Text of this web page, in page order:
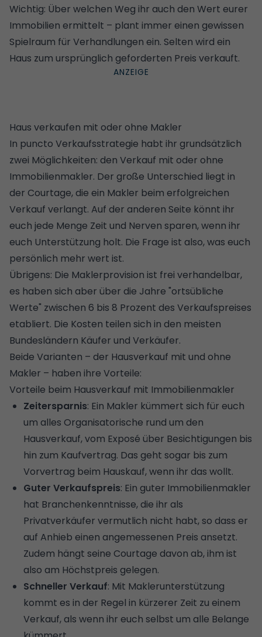
Wichtig: Über welchen Weg ihr auch den Wert eurer
Immobilien ermittelt – plant immer einen gewissen
Spielraum für Verhandlungen ein. Selten wird ein
Haus zum ursprünglich geforderten Preis verkauft.
Haus verkaufen mit oder ohne Makler
In puncto Verkaufsstrategie habt ihr grundsätzlich
zwei Möglichkeiten: den Verkauf mit oder ohne
Immobilienmakler. Der große Unterschied liegt in
der Courtage, die ein Makler beim erfolgreichen
Verkauf verlangt. Auf der anderen Seite könnt ihr
euch jede Menge Zeit und Nerven sparen, wenn ihr
euch Unterstützung holt. Die Frage ist also, was euch
persönlich mehr wert ist.
Übrigens: Die Maklerprovision ist frei verhandelbar,
es haben sich aber über die Jahre "ortsübliche
Werte" zwischen 6 bis 8 Prozent des Verkaufspreises
etabliert. Die Kosten teilen sich in den meisten
Bundesländern Käufer und Verkäufer.
Beide Varianten – der Hausverkauf mit und ohne
Makler – haben ihre Vorteile:
Vorteile beim Hausverkauf mit Immobilienmakler
Zeitersparnis: Ein Makler kümmert sich für euch
um alles Organisatorische rund um den
Hausverkauf, vom Exposé über Besichtigungen bis
hin zum Kaufvertrag. Das geht sogar bis zum
Vorvertrag beim Hauskauf, wenn ihr das wollt.
Guter Verkaufspreis: Ein guter Immobilienmakler
hat Branchenkenntnisse, die ihr als
Privatverkäufer vermutlich nicht habt, so dass er
auf Anhieb einen angemessenen Preis ansetzt.
Zudem hängt seine Courtage davon ab, ihm ist
also am Höchstpreis gelegen.
Schneller Verkauf: Mit Maklerunterstützung
kommt es in der Regel in kürzerer Zeit zu einem
Verkauf, als wenn ihr euch selbst um alle Belange